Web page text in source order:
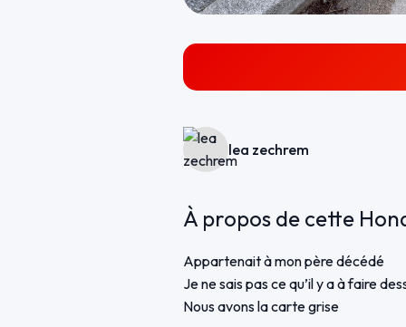
lea zechrem
À propos de cette
Appartenait à mon père décédé
Je ne sais pas ce qu’il y a à faire
Nous avons la carte grise